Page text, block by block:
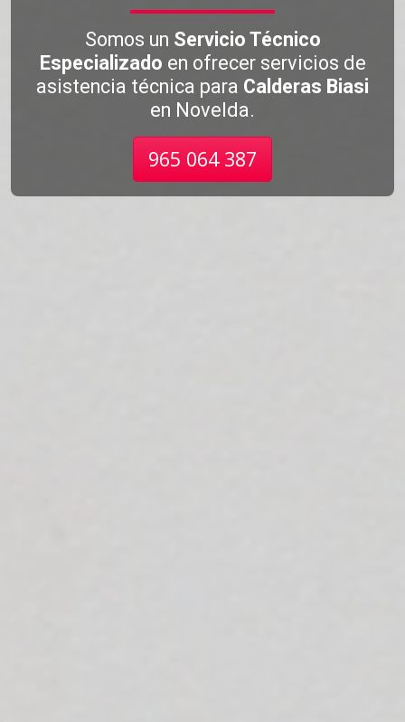
Somos un Servicio Técnico
Especializado en ofrecer servicios de
asistencia técnica para Calderas Biasi
en Novelda.
965 064 387